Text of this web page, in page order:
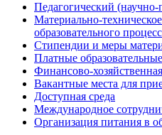
Педагогический (научно-
Материально-
образовательного
Стипендии и меры
Платные
Финансово-
Вакантные места для
Доступная среда
Международное
Организация питания в